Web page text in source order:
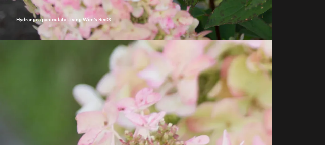
Hydrangea paniculata Living Wim's Red®